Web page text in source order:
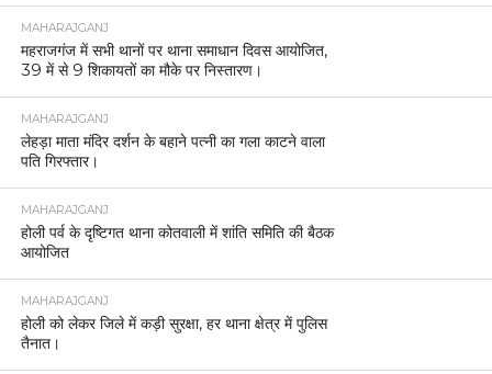
MAHARAJGANJ
महराजगंज में सभी थानों पर थाना समाधान दिवस आयोजित,
39 में से 9 शिकायतों का मौके पर निस्तारण।
MAHARAJGANJ
लेहड़ा माता मंदिर दर्शन के बहाने पत्नी का गला काटने वाला
पति गिरफ्तार।
MAHARAJGANJ
होली पर्व के दृष्टिगत थाना कोतवाली में शांति समिति की बैठक
आयोजित
MAHARAJGANJ
होली को लेकर जिले में कड़ी सुरक्षा, हर थाना क्षेत्र में पुलिस
तैनात।